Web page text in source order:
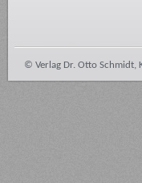
© Verlag Dr. Otto Schmidt,